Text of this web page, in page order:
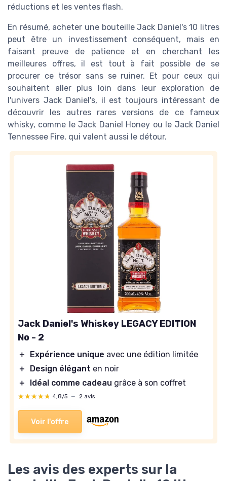
réductions et les ventes flash.
En résumé, acheter une bouteille Jack Daniel's 10 litres
peut être un investissement conséquent, mais en
faisant preuve de patience et en cherchant les
meilleures offres, il est tout à fait possible de se
procurer ce trésor sans se ruiner. Et pour ceux qui
souhaitent aller plus loin dans leur exploration de
l'univers Jack Daniel's, il est toujours intéressant de
découvrir les autres rares versions de ce fameux
whisky, comme le Jack Daniel Honey ou le Jack Daniel
Tennessee Fire, qui valent aussi le détour.
Jack Daniel's Whiskey LEGACY EDITION
No - 2
＋ Expérience unique avec une édition limitée
＋
Design élégant en noir
＋
Idéal comme cadeau grâce à son coffret
★★★★★
★★★★★ 4,8/5 — 2 avis
Voir l'offre
Les avis des experts sur la